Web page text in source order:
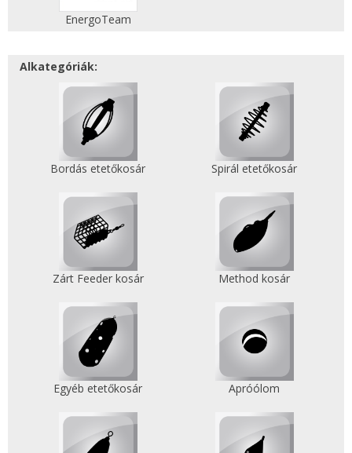
EnergoTeam
Alkategóriák:
Bordás etetőkosár Spirál etetőkosár
Zárt Feeder kosár Method kosár
Egyéb etetőkosár Apróólom